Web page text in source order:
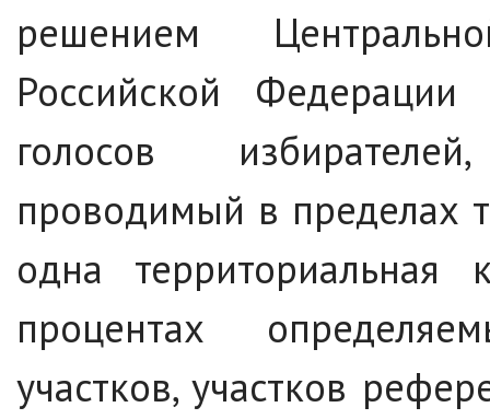
решением
Российской
голосов
проводимый в пределах
одна
процентах
участков, участков